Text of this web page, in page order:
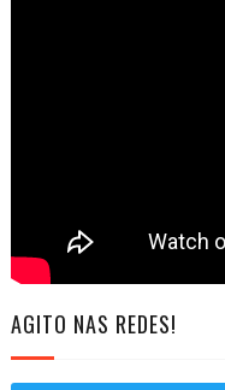
AGITO NAS REDES!